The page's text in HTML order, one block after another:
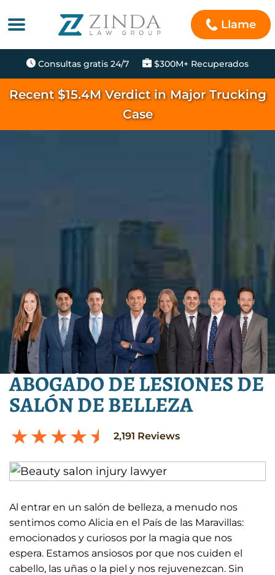
Llame
Consultas gratis 24/7 $300M+ Recuperados
Recent $15.4M Verdict in Major Trucking
Case
ABOGADO DE LESIONES DE
SALÓN DE BELLEZA
2,191 Reviews
Al entrar en un salón de belleza, a menudo nos
sentimos como Alicia en el País de las Maravillas:
emocionados y curiosos por la magia que nos
espera. Estamos ansiosos por que nos cuiden el
cabello, las uñas o la piel y nos rejuvenezcan. Sin